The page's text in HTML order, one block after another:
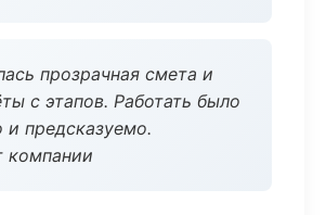
прозрачная смета и
с этапов. Работать было
и предсказуемо.
компании